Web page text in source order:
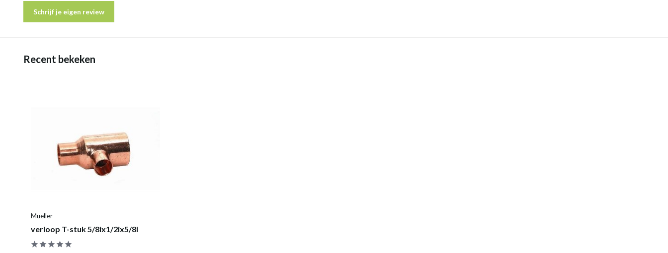
Schrijf je eigen review
Recent bekeken
Mueller
verloop T-stuk 5/8ix1/2ix5/8i